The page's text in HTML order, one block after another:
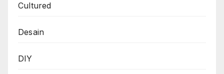
Cultured
Desain
DIY